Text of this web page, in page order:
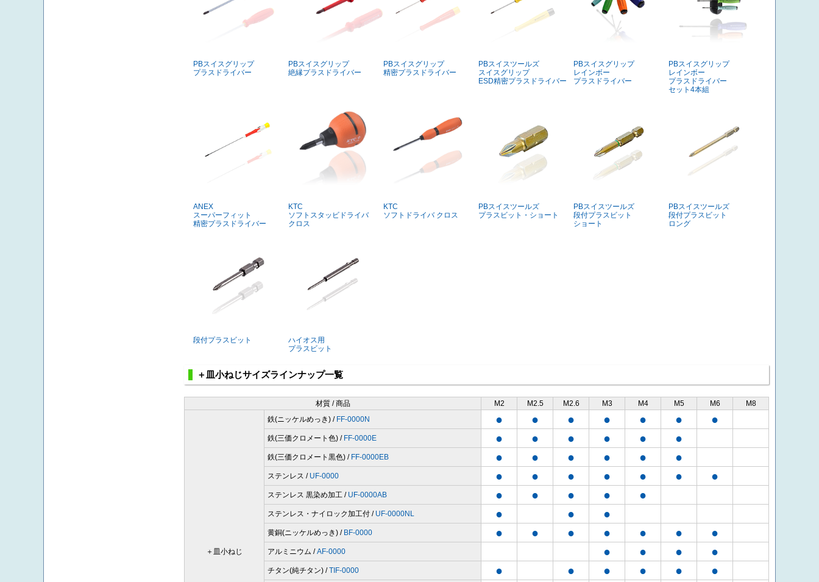
PBスイスグリップ
プラスドライバー
PBスイスグリップ
絶縁プラスドライバー
PBスイスグリップ
精密プラスドライバー
PBスイスツールズ
スイスグリップ
ESD精密プラスドライバー
PBスイスグリップ
レインボー
プラスドライバー
PBスイスグリップ
レインボー
プラスドライバー
セット4本組
ANEX
スーパーフィット
精密プラスドライバー
KTC
ソフトスタッビドライバ
クロス
KTC
ソフトドライバ クロス
PBスイスツールズ
プラスビット・ショート
PBスイスツールズ
段付プラスビット
ショート
PBスイスツールズ
段付プラスビット
ロング
段付プラスビット
ハイオス用
プラスビット
＋皿小ねじサイズラインナップ一覧
材質 / 商品 M2 M2.5 M2.6 M3 M4 M5 M6 M8
＋皿小ねじ
鉄(ニッケルめっき) / FF-0000N ● ● ● ● ● ● ●
鉄(三価クロメート色) / FF-0000E ● ● ● ● ● ●
鉄(三価クロメート黒色) / FF-0000EB ● ● ● ● ● ●
ステンレス / UF-0000 ● ● ● ● ● ● ●
ステンレス 黒染め加工 / UF-0000AB ● ● ● ● ●
ステンレス・ナイロック加工付 / UF-0000NL ● ● ●
黄銅(ニッケルめっき) / BF-0000 ● ● ● ● ● ● ●
アルミニウム /AF-0000 ● ● ● ●
チタン(純チタン) /TIF-0000 ● ● ● ● ● ●